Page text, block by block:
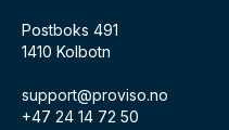
Postboks 491
1410 Kolbotn
support@proviso.no
+47 24 14 72 50